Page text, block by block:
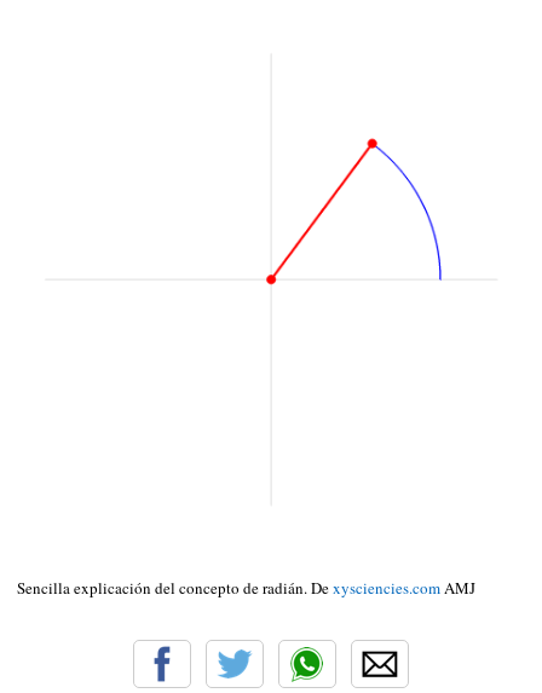
Sencilla explicación del concepto de radián. Dexysciencies.comAMJ